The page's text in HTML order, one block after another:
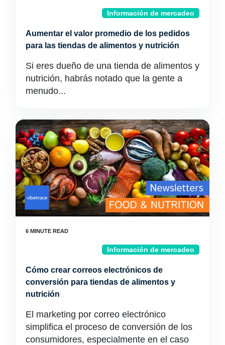
Información de mercadeo
Aumentar el valor promedio de los pedidos
para las tiendas de alimentos y nutrición
Si eres dueño de una tienda de alimentos y
nutrición, habrás notado que la gente a
menudo...
Información de mercadeo
Cómo crear correos electrónicos de
conversión para tiendas de alimentos y
nutrición
El marketing por correo electrónico
simplifica el proceso de conversión de los
consumidores, especialmente en el caso